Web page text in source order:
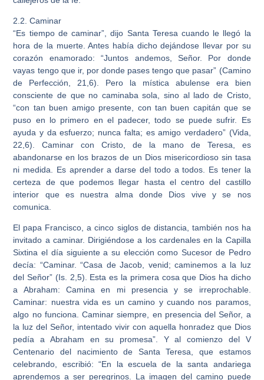
2.2. Caminar
“Es tiempo de caminar”, dijo Santa Teresa cuando le llegó la
hora de la muerte. Antes había dicho dejándose llevar por su
corazón enamorado: “Juntos andemos, Señor. Por donde
vayas tengo que ir, por donde pases tengo que pasar” (Camino
de Perfección, 21,6). Pero la mística abulense era bien
consciente de que no caminaba sola, sino al lado de Cristo,
“con tan buen amigo presente, con tan buen capitán que se
puso en lo primero en el padecer, todo se puede sufrir. Es
ayuda y da esfuerzo; nunca falta; es amigo verdadero” (Vida,
22,6). Caminar con Cristo, de la mano de Teresa, es
abandonarse en los brazos de un Dios misericordioso sin tasa
ni medida. Es aprender a darse del todo a todos. Es tener la
certeza de que podemos llegar hasta el centro del castillo
interior que es nuestra alma donde Dios vive y se nos
comunica.
El papa Francisco, a cinco siglos de distancia, también nos ha
invitado a caminar. Dirigiéndose a los cardenales en la Capilla
Sixtina el día siguiente a su elección como Sucesor de Pedro
decía: “Caminar. “Casa de Jacob, venid; caminemos a la luz
del Señor” (Is. 2,5). Esta es la primera cosa que Dios ha dicho
a Abraham: Camina en mi presencia y se irreprochable.
Caminar: nuestra vida es un camino y cuando nos paramos,
algo no funciona. Caminar siempre, en presencia del Señor, a
la luz del Señor, intentado vivir con aquella honradez que Dios
pedía a Abraham en su promesa”. Y al comienzo del V
Centenario del nacimiento de Santa Teresa, que estamos
celebrando, escribió: “En la escuela de la santa andariega
aprendemos a ser peregrinos. La imagen del camino puede